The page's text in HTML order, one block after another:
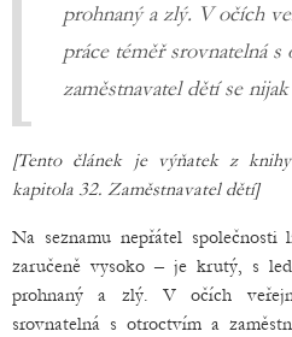
prohnaný a zlý. V očích
práce téměř srovnatelná
zaměstnavatel dětí se
[Tento článek je výňatek z knihy
kapitola 32. Zaměstnavatel dětí]
Na seznamu nepřátel společnosti
zaručeně vysoko – je krutý, s
prohnaný a zlý. V očích
srovnatelná s otroctvím a